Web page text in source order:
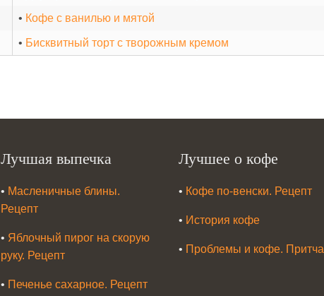
• Кофе с ванилью и мятой
• Бисквитный торт с творожным кремом
Лучшая выпечка
• Масленичные блины.
Рецепт
• Яблочный пирог на скорую
руку. Рецепт
• Печенье сахарное. Рецепт
Лучшее о кофе
• Кофе по-венски. Рецепт
• История кофе
• Проблемы и кофе. Притча